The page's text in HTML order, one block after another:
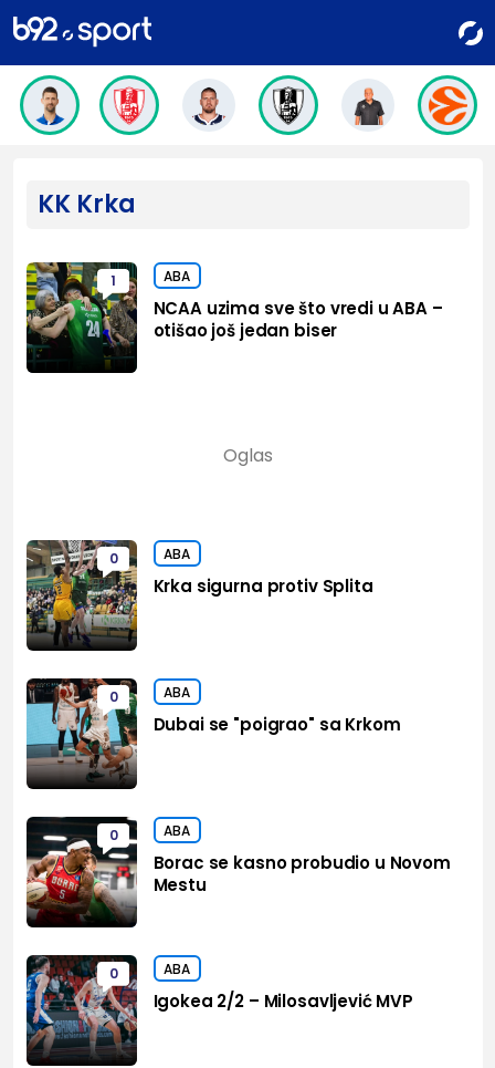
KK Krka
1 ABA
NCAA uzima sve što vredi u ABA –
otišao još jedan biser
0 ABA
Krka sigurna protiv Splita
0 ABA
Dubai se "poigrao" sa Krkom
0 ABA
Borac se kasno probudio u Novom
Mestu
0 ABA
Igokea 2/2 – Milosavljević MVP